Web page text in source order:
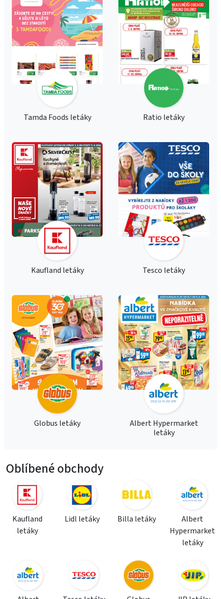
Tamda Foods letáky Ratio letáky
Kaufland letáky Tesco letáky
Globus letáky
Albert Hypermarket
letáky
Oblíbené obchody
Kaufland
letáky
Lidl letáky Billa letáky
Albert
Hypermarket
letáky